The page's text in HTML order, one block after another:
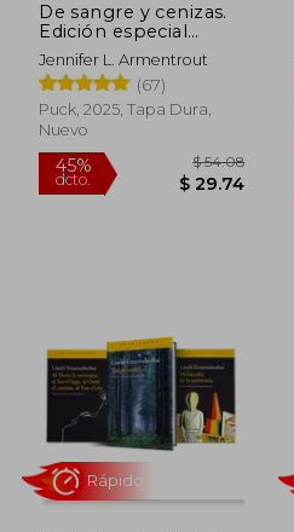
$ 15.99
De sangre y cenizas.
Edición especial
limitada
Jennifer L. Armentrout
(67)
Puck, 2025, Tapa Dura,
Nuevo